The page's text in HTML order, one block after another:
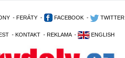
- FERÁTY - FACEBOOK - TWITTER
- KONTAKT - REKLAMA - ENGLISH